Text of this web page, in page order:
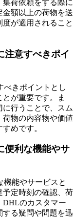
荷依頼をする際に
額以上の荷物を送
が適用されること
注意すべきポイ
べきポイントとし
が重要です。ま
行うことで、スム
物の内容物や価値
めです。
便利な機能やサ
能やサービスと
予定時刻の確認、荷
DHLのカスタマー
る疑問や問題を迅